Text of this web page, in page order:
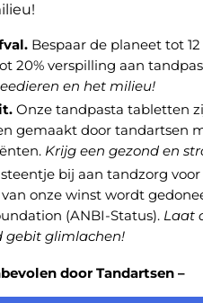
Bespaar de planeet tot
20% verspilling aan
en het milieu!
Onze tandpasta tabletten
gemaakt door tandartsen
Krijg een gezond en
bij aan tandzorg
onze winst wordt
(ANBI-Status). Laat
gebit glimlachen!
door Tandartsen –